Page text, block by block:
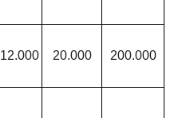
12.000 20.000 200.000